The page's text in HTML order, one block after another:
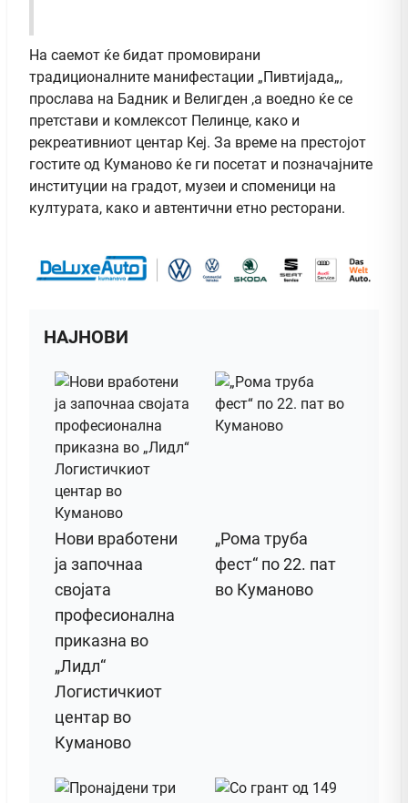
На саемот ќе бидат промовирани
традиционалните манифестации „Пивтијада„,
прослава на Бадник и Велигден ,а воедно ќе се
претстави и комлексот Пелинце, како и
рекреативниот центар Кеј. За време на престојот
гостите од Куманово ќе ги посетат и позначајните
институции на градот, музеи и споменици на
културата, како и автентични етно ресторани.
НАЈНОВИ
Нови вработени
ја започнаа
својата
професионална
приказна во
„Лидл“
Логистичкиот
центар во
Куманово
„Рома труба
фест“ по 22. пат
во Куманово